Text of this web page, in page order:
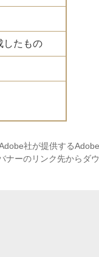
したもの
社が提供する
ーのリンク先からダ